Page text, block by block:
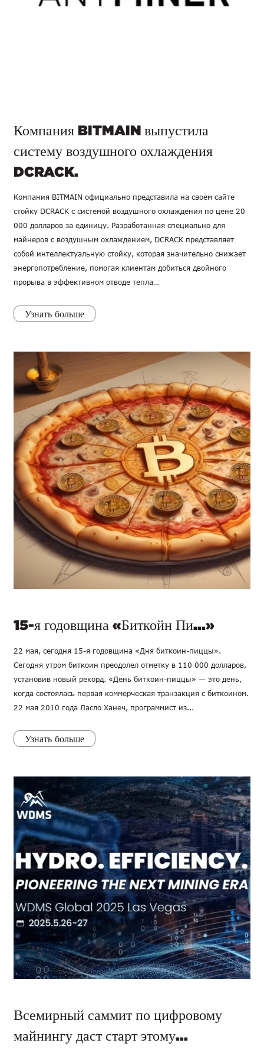
Компания BITMAIN выпустила
систему воздушного охлаждения
DCRACK.
Компания BITMAIN официально представила на своем сайте
стойку DCRACK с системой воздушного охлаждения по цене 20
000 долларов за единицу. Разработанная специально для
майнеров с воздушным охлаждением, DCRACK представляет
собой интеллектуальную стойку, которая значительно снижает
энергопотребление, помогая клиентам добиться двойного
прорыва в эффективном отводе тепла…
Узнать больше
15-я годовщина «Биткойн Пи...»
22 мая, сегодня 15-я годовщина «Дня биткоин-пиццы».
Сегодня утром биткоин преодолел отметку в 110 000 долларов,
установив новый рекорд. «День биткоин-пиццы» — это день,
когда состоялась первая коммерческая транзакция с биткоином.
22 мая 2010 года Ласло Ханеч, программист из...
Узнать больше
Всемирный саммит по цифровому
майнингу даст старт этому...